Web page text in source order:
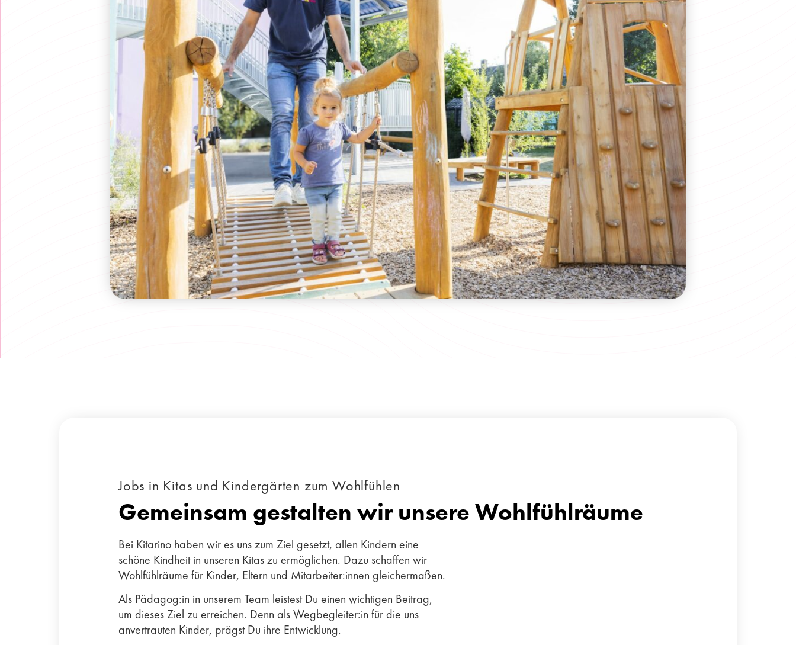
Jobs in Kitas und Kindergärten zum Wohlfühlen
Gemeinsam gestalten wir unsere Wohlfühlräume
Bei Kitarino haben wir es uns zum Ziel gesetzt, allen Kindern eine
schöne Kindheit in unseren Kitas zu ermöglichen. Dazu schaffen wir
Wohlfühlräume für Kinder, Eltern und Mitarbeiter:innen gleichermaßen.
Als Pädagog:in in unserem Team leistest Du einen wichtigen Beitrag,
um dieses Ziel zu erreichen. Denn als Wegbegleiter:in für die uns
anvertrauten Kinder, prägst Du ihre Entwicklung.